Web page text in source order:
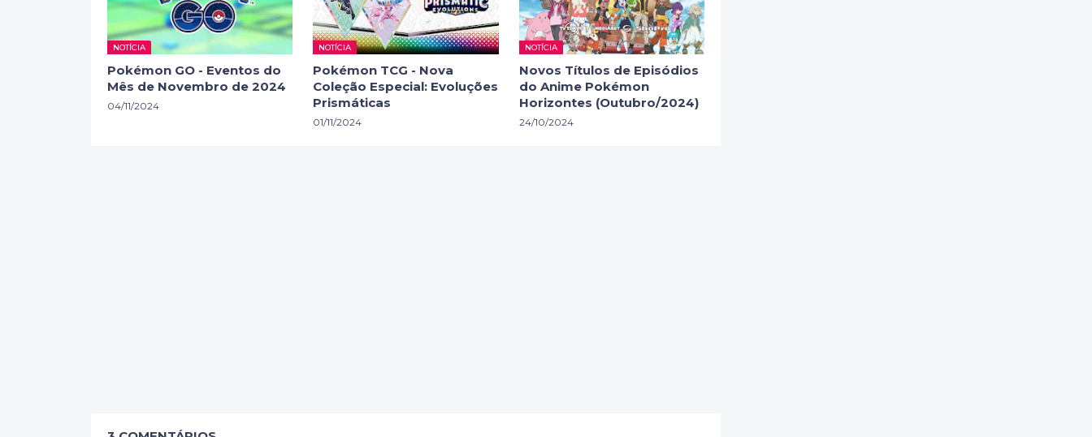
NOTÍCIA
Pokémon GO - Eventos do
Mês de Novembro de 2024
04/11/2024
NOTÍCIA
Pokémon TCG - Nova
Coleção Especial: Evoluções
Prismáticas
01/11/2024
NOTÍCIA
Novos Títulos de Episódios
do Anime Pokémon
Horizontes (Outubro/2024)
24/10/2024